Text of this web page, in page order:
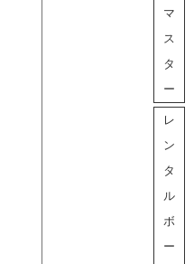
マ
ス
タ
ー
レ
ン
タ
ル
ボ
ー